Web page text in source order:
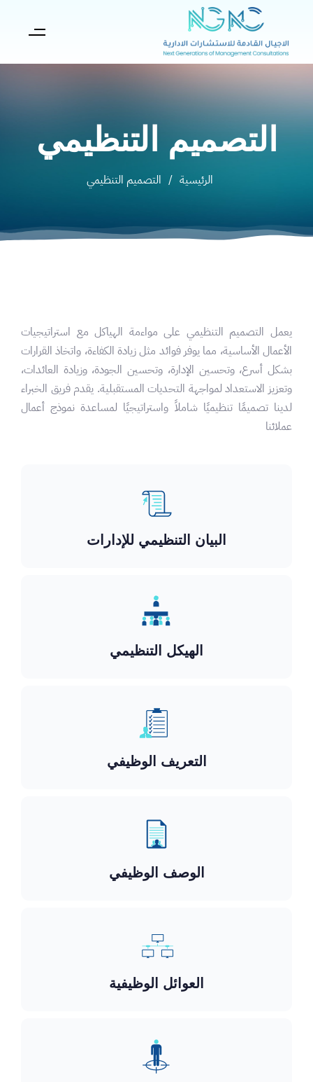
التصميم التنظيمي
الرئيسية / التصميم التنظيمي
يعمل التصميم التنظيمي على مواءمة الهياكل مع استراتيجيات
الأعمال الأساسية، مما يوفر فوائد مثل زيادة الكفاءة، واتخاذ القرارات
بشكل أسرع، وتحسين الإدارة، وتحسين الجودة، وزيادة العائدات،
وتعزيز الاستعداد لمواجهة التحديات المستقبلية. يقدم فريق الخبراء
لدينا تصميمًا تنظيميًا شاملاً واستراتيجيًا لمساعدة نموذج أعمال
عملائنا
البيان التنظيمي للإدارات
الهيكل التنظيمي
التعريف الوظيفي
الوصف الوظيفي
العوائل الوظيفية